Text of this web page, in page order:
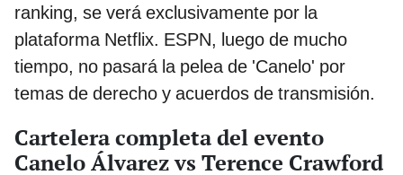
ranking, se verá exclusivamente por la
plataforma Netflix. ESPN, luego de mucho
tiempo, no pasará la pelea de 'Canelo' por
temas de derecho y acuerdos de transmisión.
Cartelera completa del evento
Canelo Álvarez vs Terence Crawford